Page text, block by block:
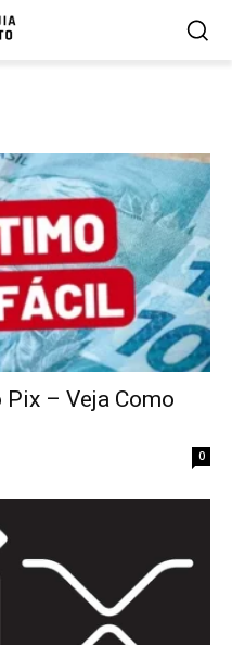
– Veja Como
0